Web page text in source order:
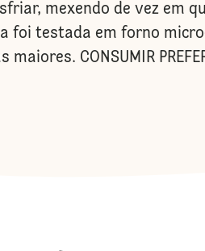
mexendo de vez em
testada em forno
CONSUMIR